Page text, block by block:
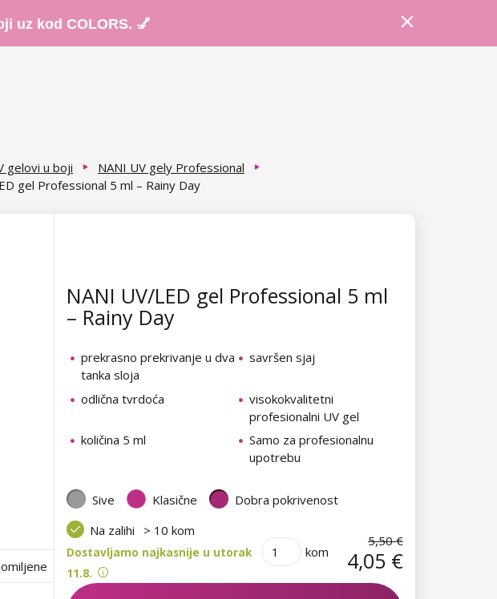
uz kod COLORS. 💅
gelovi u boji
NANI UV gely Professional
gel Professional 5 ml – Rainy Day
NANI UV/LED gel Professional 5 ml
– Rainy Day
prekrasno prekrivanje u dva
tanka sloja
savršen sjaj
odlična tvrdoća
visokokvalitetni
profesionalni UV gel
količina 5 ml
Samo za profesionalnu
upotrebu
Sive Klasične
Dobra pokrivenost
Na zalihi
> 10 kom
Dostavljamo najkasnije u utorak
11.8.
kom
5,50 €
4,05 €